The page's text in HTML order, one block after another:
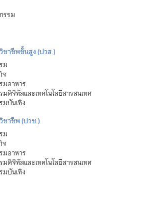
รรม
าชีพชั้นสูง (ปวส.)
ม
จ
มอาหาร
ดิจิทัลและเทคโนโลยีสารสนเทศ
มบันเทิง
ชาชีพ (ปวช.)
ม
จ
มอาหาร
ดิจิทัลและเทคโนโลยีสารสนเทศ
มบันเทิง